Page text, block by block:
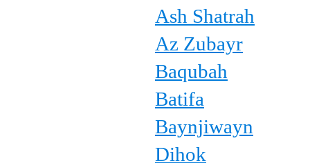
Ash Shatrah
Az Zubayr
Baqubah
Batifa
Baynjiwayn
Dihok